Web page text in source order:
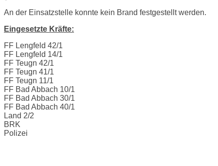
An der Einsatzstelle konnte kein Brand festgestellt werden.
Eingesetzte Kräfte:
FF Lengfeld 42/1
FF Lengfeld 14/1
FF Teugn 42/1
FF Teugn 41/1
FF Teugn 11/1
FF Bad Abbach 10/1
FF Bad Abbach 30/1
FF Bad Abbach 40/1
Land 2/2
BRK
Polizei